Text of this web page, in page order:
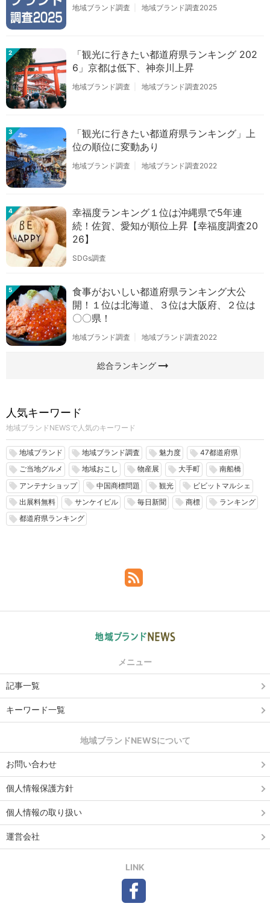
地域ブランド調査 地域ブランド調査2025
2
「観光に行きたい都道府県ランキング 202
6」京都は低下、神奈川上昇
地域ブランド調査 地域ブランド調査2025
3
「観光に行きたい都道府県ランキング」上
位の順位に変動あり
地域ブランド調査 地域ブランド調査2022
4
幸福度ランキング１位は沖縄県で5年連
続！佐賀、愛知が順位上昇【幸福度調査20
26】
SDGs調査
5
食事がおいしい都道府県ランキング大公
開！１位は北海道、３位は大阪府、２位は
〇〇県！
地域ブランド調査 地域ブランド調査2022
総合ランキングarrow_right_alt
人気キーワード
地域ブランドNEWSで人気のキーワード
local_offer 地域ブランド local_offer 地域ブランド調査 local_offer 魅力度 local_offer 47都道府県
local_offer ご当地グルメ local_offer 地域おこし local_offer 物産展 local_offer 大手町 local_offer 南船橋
local_offer アンテナショップ local_offer 中国商標問題 local_offer 観光 local_offer ビビットマルシェ
local_offer 出展料無料 local_offer サンケイビル local_offer 毎日新聞 local_offer 商標 local_offer ランキング
local_offer 都道府県ランキング
メニュー
記事一覧
キーワード一覧
地域ブランドNEWSについて
お問い合わせ
個人情報保護方針
個人情報の取り扱い
運営会社
LINK